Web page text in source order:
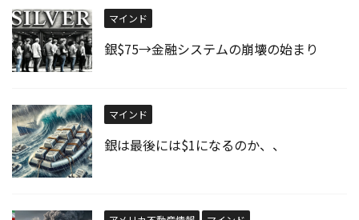
マインド
銀$75→金融システムの崩壊の始まり
マインド
銀は最後には$1になるのか、、